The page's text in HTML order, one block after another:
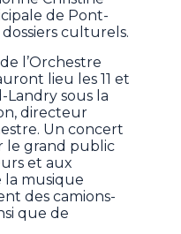
de Pont-
culturels.
l’Orchestre
lieu les 11 et
Landry sous la
directeur
Un concert
le grand public
et aux
la musique
des camions-
que de